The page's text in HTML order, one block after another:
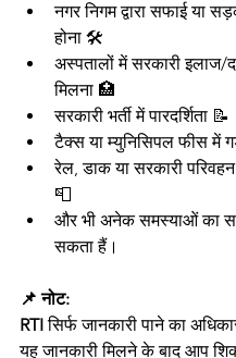
नगर निगम द्वारा सफाई या
होना 🛠️
अस्पतालों में सरकारी इलाज/
मिलना 🏥
सरकारी भर्ती में पारदर्शिता 📝
टैक्स या म्युनिसिपल फीस में
रेल, डाक या सरकारी
📮
और भी अनेक समस्याओं का
सकता हैं।
📌 नोट:
RTI सिर्फ जानकारी पाने का
यह जानकारी मिलने के बाद आप